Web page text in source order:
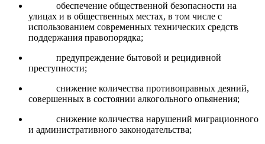
обеспечение общественной безопасности на
улицах и в общественных местах, в том числе с
использованием современных технических средств
поддержания правопорядка;
предупреждение бытовой и рецидивной
преступности;
снижение количества противоправных деяний,
совершенных в состоянии алкогольного опьянения;
снижение количества нарушений миграционного
и административного законодательства;